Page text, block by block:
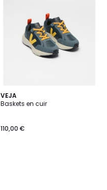
VEJA
Baskets en cuir
110,00 €